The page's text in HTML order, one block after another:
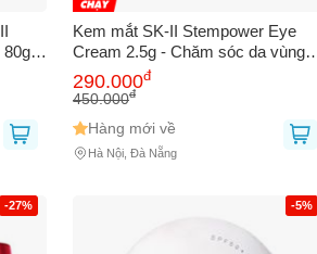
Kem mắt SK-II Stempower Eye
Cream 2.5g - Chăm sóc da vùng
mắt, giảm quầng thâm và lão hóa,
sản phẩm chính hãng cho vẻ đẹp
290.000đ
450.000đ
Hàng mới về
Hà Nội, Đà Nẵng
-27% -5%
Mua hàng?
qua số 0911.888.300